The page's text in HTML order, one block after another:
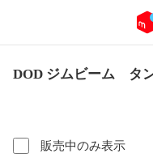
DOD ジムビーム タ
販売中のみ表示